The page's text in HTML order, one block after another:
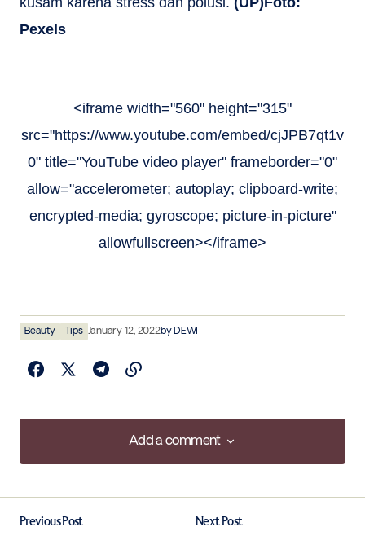
Pexels
<iframe width="560" height="315"
src="https://www.youtube.com/embed/cjJPB7qt1v
0" title="YouTube video player" frameborder="0"
allow="accelerometer; autoplay; clipboard-write;
encrypted-media; gyroscope; picture-in-picture"
allowfullscreen></iframe>
Beauty Tips January 12, 2022byDEWI
Add a comment
Add a comment
Previous Post
Next Post